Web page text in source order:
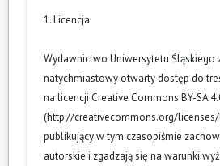
1. Licencja
Wydawnictwo Uniwersytetu Śląskiego
natychmiastowy otwarty dostęp do
na licencji Creative Commons BY-SA
(http://creativecommons.org/
publikujący w tym czasopiśmie
autorskie i zgadzają się na warunki